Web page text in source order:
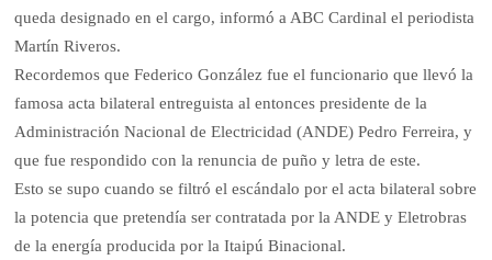
queda designado en el cargo, informó a ABC Cardinal el periodista
Martín Riveros.
Recordemos que Federico González fue el funcionario que llevó la
famosa acta bilateral entreguista al entonces presidente de la
Administración Nacional de Electricidad (ANDE) Pedro Ferreira, y
que fue respondido con la renuncia de puño y letra de este.
Esto se supo cuando se filtró el escándalo por el acta bilateral sobre
la potencia que pretendía ser contratada por la ANDE y Eletrobras
de la energía producida por la Itaipú Binacional.